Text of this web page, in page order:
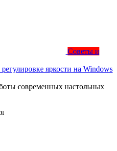
Советы и
яркости на Windows
современных настольных